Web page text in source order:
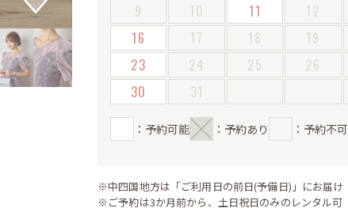
9
10 11 12
16
17 18 19
23
24 25 26
30
31
：予約可能 ：予約あり ：予約不可
※中四国地方は「ご利用日の前日(予備日)」にお届け
※ご予約は3か月前から、土日祝日のみのレンタル可